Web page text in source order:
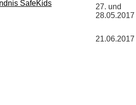
27. und
28.05.2017
21.06.2017